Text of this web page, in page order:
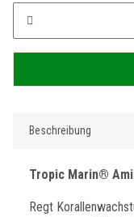
Beschreibung
Tropic Marin®
Regt